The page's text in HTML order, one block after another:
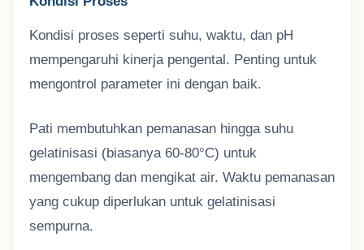
Kondisi proses seperti suhu, waktu, dan pH
mempengaruhi kinerja pengental. Penting untuk
mengontrol parameter ini dengan baik.
Pati membutuhkan pemanasan hingga suhu
gelatinisasi (biasanya 60-80°C) untuk
mengembang dan mengikat air. Waktu pemanasan
yang cukup diperlukan untuk gelatinisasi
sempurna.